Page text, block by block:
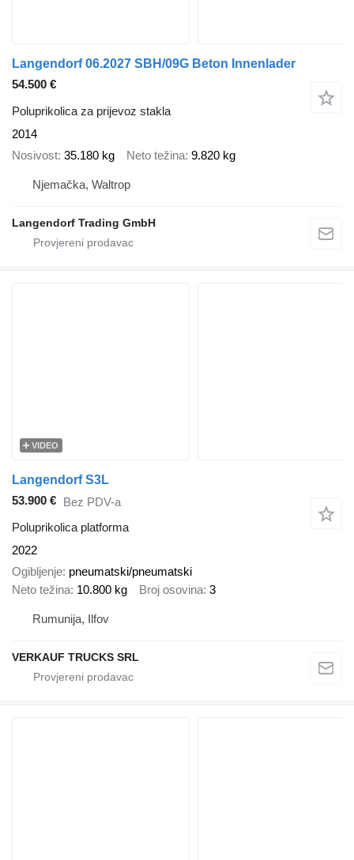
Langendorf 06.2027 SBH/09G Beton Innenlader
54.500 €
Poluprikolica za prijevoz stakla
2014
Nosivost 35.180 kg Neto težina 9.820 kg
Njemačka, Waltrop
Langendorf Trading GmbH
VIDEO
Langendorf S3L
53.900 € Bez PDV-a
Poluprikolica platforma
2022
Ogibljenje pneumatski/pneumatski
Neto težina 10.800 kg Broj osovina 3
Rumunija, Ilfov
VERKAUF TRUCKS SRL